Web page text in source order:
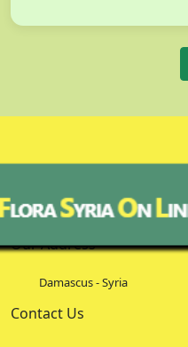
Our Address
Damascus - Syria
Contact Us